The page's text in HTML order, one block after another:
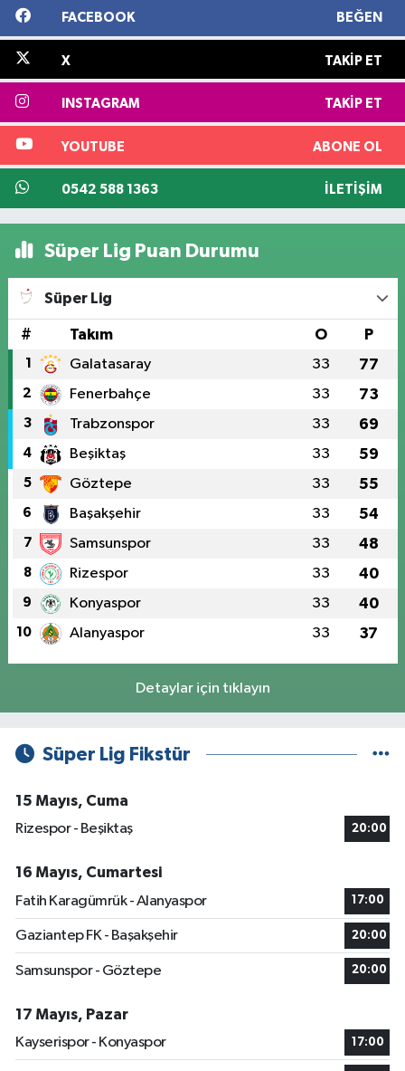
FACEBOOK BEĞEN
X TAKIP ET
INSTAGRAM TAKIP ET
YOUTUBE ABONE OL
0542 588 1363 İLETIŞIM
Süper Lig Puan Durumu
Süper Lig
# Takım O P
1 Galatasaray 33 77
2 Fenerbahçe 33 73
3 Trabzonspor 33 69
4 Beşiktaş 33 59
5 Göztepe 33 55
6 Başakşehir 33 54
7 Samsunspor 33 48
8 Rizespor 33 40
9 Konyaspor 33 40
10 Alanyaspor 33 37
Detaylar için tıklayın
Süper Lig Fikstür
15 Mayıs, Cuma
Rizespor - Beşiktaş
20:00
16 Mayıs, Cumartesi
Fatih Karagümrük - Alanyaspor
17:00
Gaziantep FK - Başakşehir 20:00
Samsunspor - Göztepe 20:00
17 Mayıs, Pazar
Kayserispor - Konyaspor
17:00